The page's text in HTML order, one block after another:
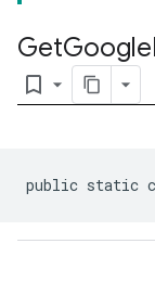
GetGoogle
bookmark_border
public static